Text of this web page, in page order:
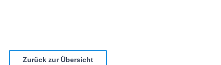
Zurück zur Übersicht